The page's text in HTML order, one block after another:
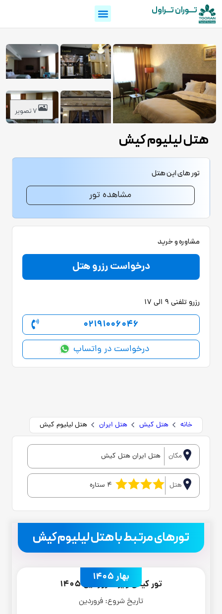
تـــوران تـــراول
7 تصویر
هتل لیلیوم کیش
خانه هتل کیش هتل ایران هتل لیلیوم کیش
مکان هتل ایران هتل کیش
هتل 4 ستاره
تورهای مرتبط با هتل لیلیوم کیش
بهار 1405
تور کیش ویژه فروردین 1405
تاریخ شروع: فروردین
تور های این هتل
مشاهده تور
مشاوره و خرید
درخواست رزرو هتل
رزرو تلفنی 9 الی 17
02191006046
درخواست در واتساپ